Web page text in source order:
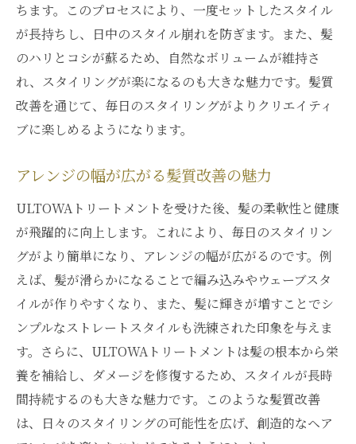
ちます。このプロセスにより、一度セットしたスタイル
が長持ちし、日中のスタイル崩れを防ぎます。また、髪
のハリとコシが蘇るため、自然なボリュームが維持さ
れ、スタイリングが楽になるのも大きな魅力です。髪質
改善を通じて、毎日のスタイリングがよりクリエイティ
ブに楽しめるようになります。
アレンジの幅が広がる髪質改善の魅力
ULTOWAトリートメントを受けた後、髪の柔軟性と健康
が飛躍的に向上します。これにより、毎日のスタイリン
グがより簡単になり、アレンジの幅が広がるのです。例
えば、髪が滑らかになることで編み込みやウェーブスタ
イルが作りやすくなり、また、髪に輝きが増すことでシ
ンプルなストレートスタイルも洗練された印象を与えま
す。さらに、ULTOWAトリートメントは髪の根本から栄
養を補給し、ダメージを修復するため、スタイルが長時
間持続するのも大きな魅力です。このような髪質改善
は、日々のスタイリングの可能性を広げ、創造的なヘア